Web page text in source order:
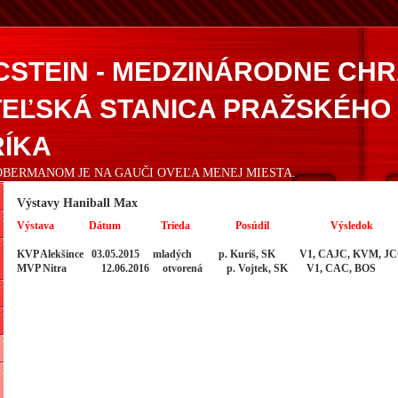
- MEDZINÁRODNE
STANICA PRAŽSKÉHO
JE NA GAUČI OVEĽA MENEJ MIESTA.
Výstavy Haniball Max
Výstava Dátum Trieda Posúdil Výsledok
KVP Alekšince 03.05.2015 mladých p. Kuriš, SK V1, CAJC, KVM,
MVP Nitra 12.06.2016 otvorená p. Vojtek, SK V1, CAC, BOS